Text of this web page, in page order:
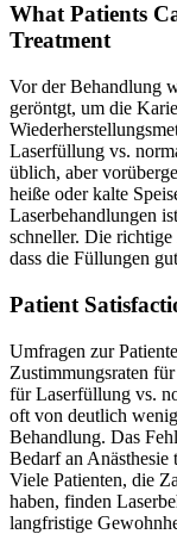
What Patients
Treatment
Vor der Behandlung
geröntgt, um die
Laserfüllung vs.
üblich, aber
heiße oder kalte
Laserbehandlungen
schneller. Die richtige
dass die Füllungen
Patient
Umfragen zur
Zustimmungsraten
für Laserfüllung vs.
oft von deutlich
Behandlung. Das
Bedarf an Anästhesie
Viele Patienten, die
haben, finden
langfristige